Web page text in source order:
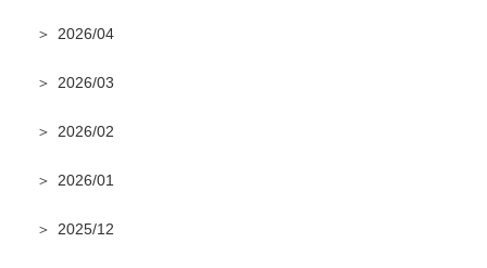
2026/04
2026/03
2026/02
2026/01
2025/12